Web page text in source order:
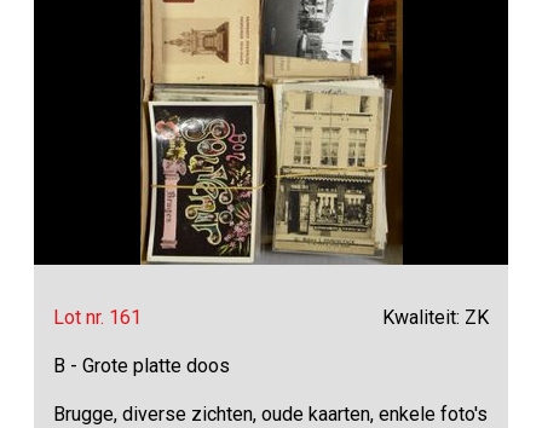
Lot nr. 161 Kwaliteit: ZK
B - Grote platte doos
Brugge, diverse zichten, oude kaarten, enkele foto's